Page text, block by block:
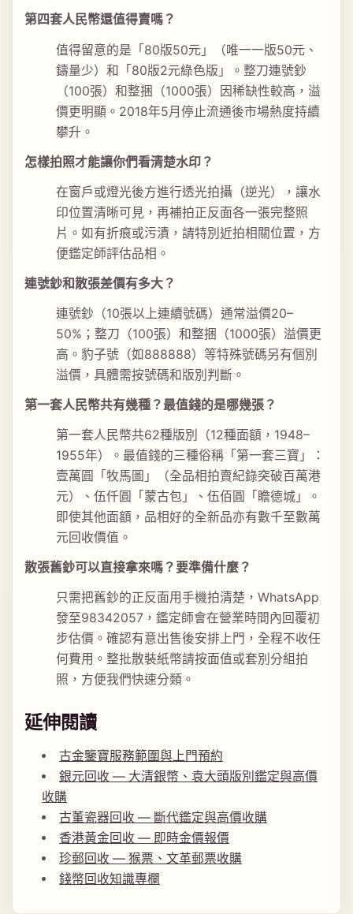
第四套人民幣還值得賣嗎？
值得留意的是「80版50元」（唯一一版50元、
鑄量少）和「80版2元綠色版」。整刀連號鈔
（100張）和整捆（1000張）因稀缺性較高，溢
價更明顯。2018年5月停止流通後市場熱度持續
攀升。
怎樣拍照才能讓你們看清楚水印？
在窗戶或燈光後方進行透光拍攝（逆光），讓水
印位置清晰可見，再補拍正反面各一張完整照
片。如有折痕或污漬，請特別近拍相關位置，方
便鑑定師評估品相。
連號鈔和散張差價有多大？
連號鈔（10張以上連續號碼）通常溢價20–
50%；整刀（100張）和整捆（1000張）溢價更
高。豹子號（如888888）等特殊號碼另有個別
溢價，具體需按號碼和版別判斷。
第一套人民幣共有幾種？最值錢的是哪幾張？
第一套人民幣共62種版別（12種面額，1948–
1955年）。最值錢的三種俗稱「第一套三寶」：
壹萬圓「牧馬圖」（全品相拍賣紀錄突破百萬港
元）、伍仟圓「蒙古包」、伍佰圓「瞻德城」。
即使其他面額，品相好的全新品亦有數千至數萬
元回收價值。
散張舊鈔可以直接拿來嗎？要準備什麼？
只需把舊鈔的正反面用手機拍清楚，WhatsApp
發至98342057，鑑定師會在營業時間內回覆初
步估價。確認有意出售後安排上門，全程不收任
何費用。整批散裝紙幣請按面值或套別分組拍
照，方便我們快速分類。
延伸閱讀
古金鑒寶服務範圍與上門預約
銀元回收 — 大清銀幣、袁大頭版別鑑定與高價
收購
古董瓷器回收 — 斷代鑑定與高價收購
香港黃金回收 — 即時金價報價
珍郵回收 — 猴票、文革郵票收購
錢幣回收知識專欄